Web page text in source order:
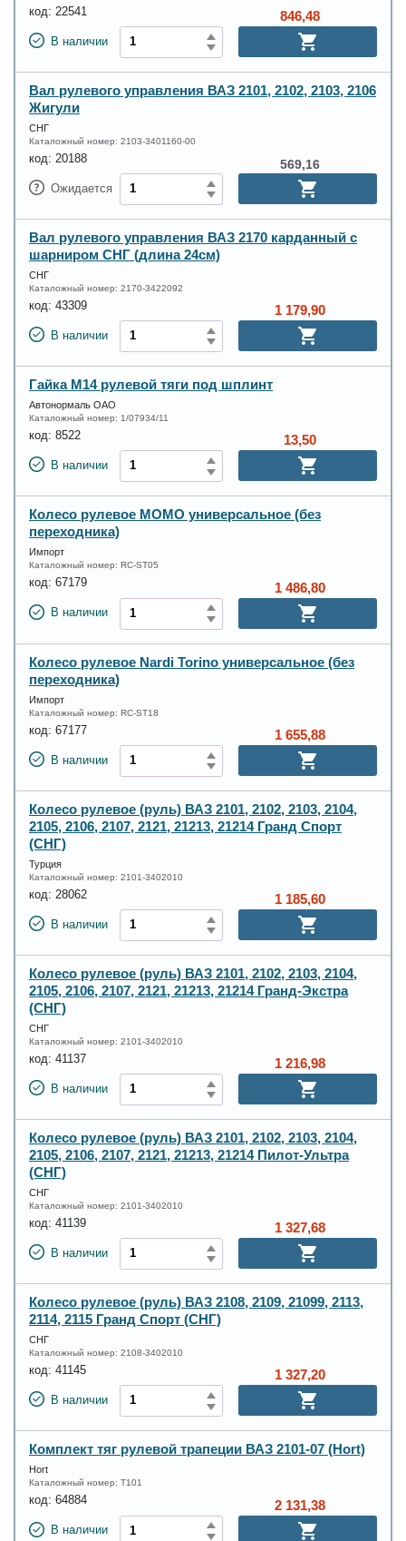
код: 22541
В наличии
846,48
Вал рулевого управления ВАЗ 2101, 2102, 2103, 2106
Жигули
СНГ
Каталожный номер: 2103-3401160-00
код: 20188
Ожидается
569,16
Вал рулевого управления ВАЗ 2170 карданный с
шарниром СНГ (длина 24см)
СНГ
Каталожный номер: 2170-3422092
код: 43309
В наличии
1 179,90
Гайка М14 рулевой тяги под шплинт
Автонормаль ОАО
Каталожный номер: 1/07934/11
код: 8522
В наличии
13,50
Колесо рулевое MOMO универсальное (без
переходника)
Импорт
Каталожный номер: RC-ST05
код: 67179
В наличии
1 486,80
Колесо рулевое Nardi Torino универсальное (без
переходника)
Импорт
Каталожный номер: RC-ST18
код: 67177
В наличии
1 655,88
Колесо рулевое (руль) ВАЗ 2101, 2102, 2103, 2104,
2105, 2106, 2107, 2121, 21213, 21214 Гранд Спорт
(СНГ)
Турция
Каталожный номер: 2101-3402010
код: 28062
В наличии
1 185,60
Колесо рулевое (руль) ВАЗ 2101, 2102, 2103, 2104,
2105, 2106, 2107, 2121, 21213, 21214 Гранд-Экстра
(СНГ)
СНГ
Каталожный номер: 2101-3402010
код: 41137
В наличии
1 216,98
Колесо рулевое (руль) ВАЗ 2101, 2102, 2103, 2104,
2105, 2106, 2107, 2121, 21213, 21214 Пилот-Ультра
(СНГ)
СНГ
Каталожный номер: 2101-3402010
код: 41139
В наличии
1 327,68
Колесо рулевое (руль) ВАЗ 2108, 2109, 21099, 2113,
2114, 2115 Гранд Спорт (СНГ)
СНГ
Каталожный номер: 2108-3402010
код: 41145
В наличии
1 327,20
Комплект тяг рулевой трапеции ВАЗ 2101-07 (Hort)
Hort
Каталожный номер: T101
код: 64884
В наличии
2 131,38